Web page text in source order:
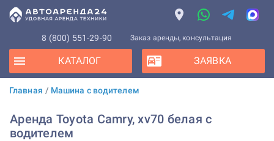
8 (800) 551-29-90 Заказ аренды, консультация
КАТАЛОГ ЗАЯВКА
Главная / Машина с водителем
Аренда Toyota Camry, xv70 белая с
водителем